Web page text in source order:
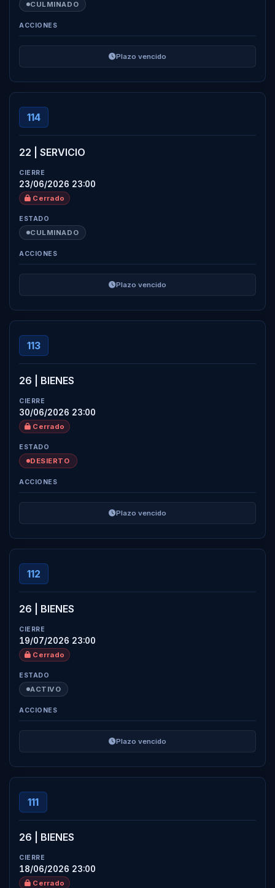
CULMINADO
Plazo vencido
114
22 | SERVICIO
23/06/2026 23:00
Cerrado
CULMINADO
Plazo vencido
113
26 | BIENES
30/06/2026 23:00
Cerrado
DESIERTO
Plazo vencido
112
26 | BIENES
19/07/2026 23:00
Cerrado
ACTIVO
Plazo vencido
111
26 | BIENES
18/06/2026 23:00
Cerrado